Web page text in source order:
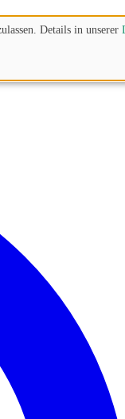
Details in unserer